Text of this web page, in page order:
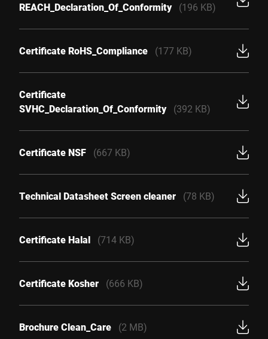
REACH_Declaration_Of_Conformity
(196 KB)
Certificate RoHS_Compliance (177 KB)
Certificate
SVHC_Declaration_Of_Conformity
(392 KB)
Certificate NSF (667 KB)
Technical Datasheet Screen cleaner (78 KB)
Certificate Halal (714 KB)
Certificate Kosher (666 KB)
Brochure Clean_Care (2 MB)